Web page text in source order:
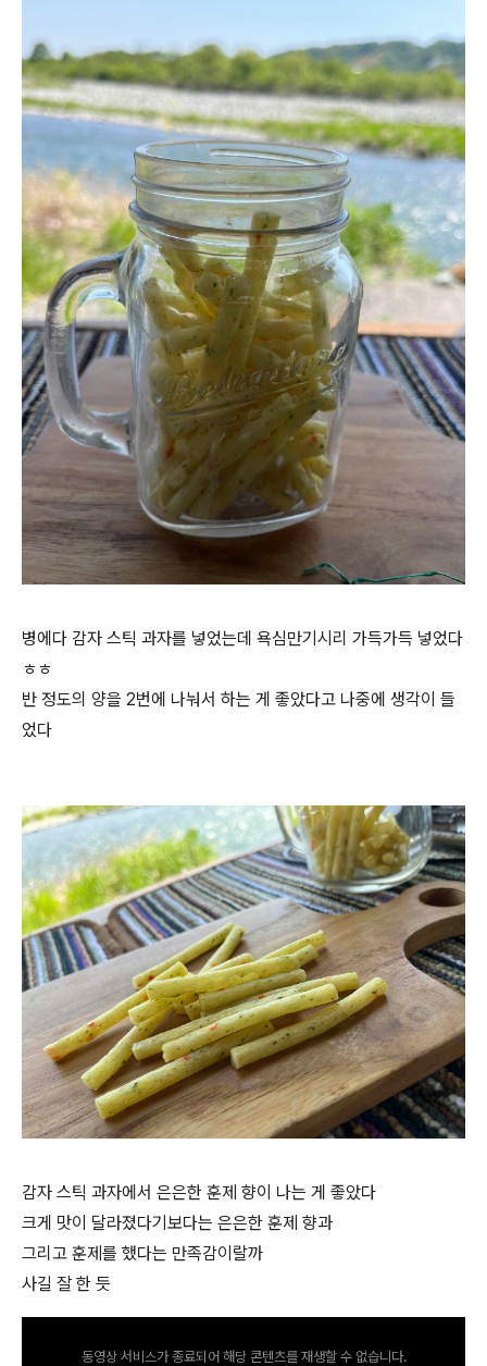
병에다 감자 스틱 과자를 넣었는데 욕심만기시리 가득가득 넣었다
ㅎㅎ
반 정도의 양을 2번에 나눠서 하는 게 좋았다고 나중에 생각이 들
었다
감자 스틱 과자에서 은은한 훈제 향이 나는 게 좋았다
크게 맛이 달라졌다기보다는 은은한 훈제 향과
그리고 훈제를 했다는 만족감이랄까
사길 잘 한 듯
동영상 서비스가 종료되어 해당 콘텐츠를 재생할 수 없습니다.